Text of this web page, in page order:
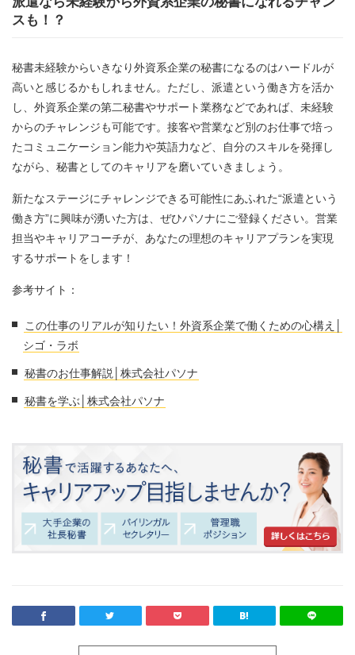
スも！？
秘書未経験からいきなり外資系企業の秘書になるのはハードルが
高いと感じるかもしれません。ただし、派遣という働き方を活か
し、外資系企業の第二秘書やサポート業務などであれば、未経験
からのチャレンジも可能です。接客や営業など別のお仕事で培っ
たコミュニケーション能力や英語力など、自分のスキルを発揮し
ながら、秘書としてのキャリアを磨いていきましょう。
新たなステージにチャレンジできる可能性にあふれた“派遣という
働き方”に興味が湧いた方は、ぜひパソナにご登録ください。営業
担当やキャリアコーチが、あなたの理想のキャリアプランを実現
するサポートをします！
参考サイト：
この仕事のリアルが知りたい！外資系企業で働くための心構え│
シゴ・ラボ
秘書のお仕事解説│株式会社パソナ
秘書を学ぶ│株式会社パソナ